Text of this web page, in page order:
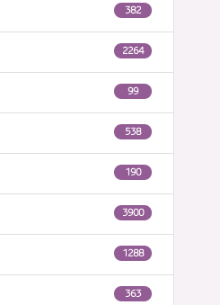
382
2264
99
538
190
3900
1288
363